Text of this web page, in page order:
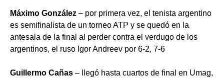
Máximo González – por primera vez, el tenista argentino
es semifinalista de un torneo ATP y se quedó en la
antesala de la final al perder contra el verdugo de los
argentinos, el ruso Igor Andreev por 6-2, 7-6
Guillermo Cañas – llegó hasta cuartos de final en Umag,